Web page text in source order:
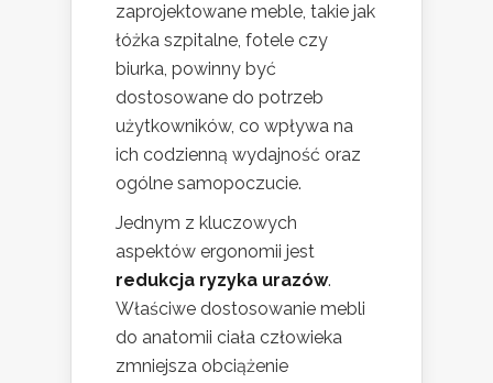
zaprojektowane meble, takie jak
łóżka szpitalne, fotele czy
biurka, powinny być
dostosowane do potrzeb
użytkowników, co wpływa na
ich codzienną wydajność oraz
ogólne samopoczucie.
Jednym z kluczowych
aspektów ergonomii jest
redukcja ryzyka urazów.
Właściwe dostosowanie mebli
do anatomii ciała człowieka
zmniejsza obciążenie